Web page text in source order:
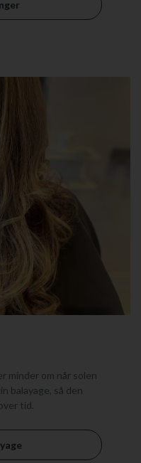
minder om når solen
balayage, så den
tid.